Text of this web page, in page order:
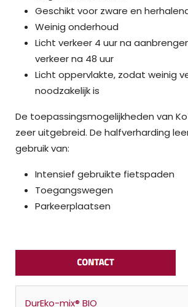
Geschikt voor zware en
Weinig onderhoud
Licht verkeer 4 uur na
verkeer na 48 uur
Licht oppervlakte, zodat weinig
noodzakelijk is
De toepassingsmogelijkheden van
zeer uitgebreid. De halfverharding
gebruik van:
Intensief gebruikte fietspaden
Toegangswegen
Parkeerplaatsen
DurEko-mix® BIO